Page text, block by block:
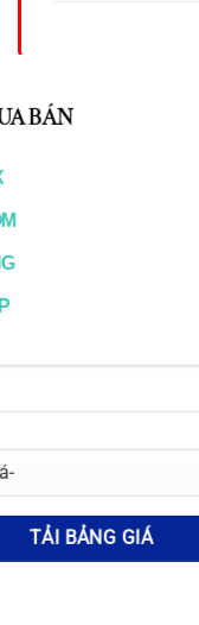
RELATED PRODUCTS